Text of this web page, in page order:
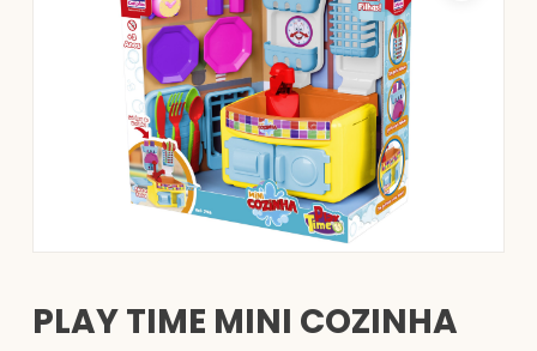
PLAY TIME MINI COZINHA